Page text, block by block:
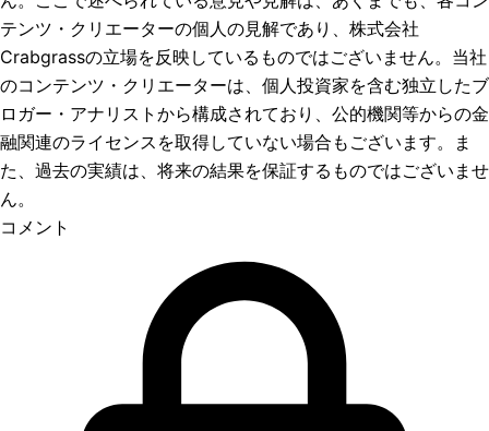
テンツ・クリエーターの個人の見解であり、株式会社
Crabgrassの立場を反映しているものではございません。当社
のコンテンツ・クリエーターは、個人投資家を含む独立したブ
ロガー・アナリストから構成されており、公的機関等からの金
融関連のライセンスを取得していない場合もございます。ま
た、過去の実績は、将来の結果を保証するものではございませ
ん。
コメント